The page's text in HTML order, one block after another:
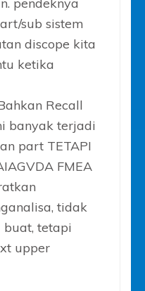
pendeknya
sub sistem
discope kita
ketika
Recall
banyak terjadi
part TETAPI
FMEA
tidak
tetapi
upper